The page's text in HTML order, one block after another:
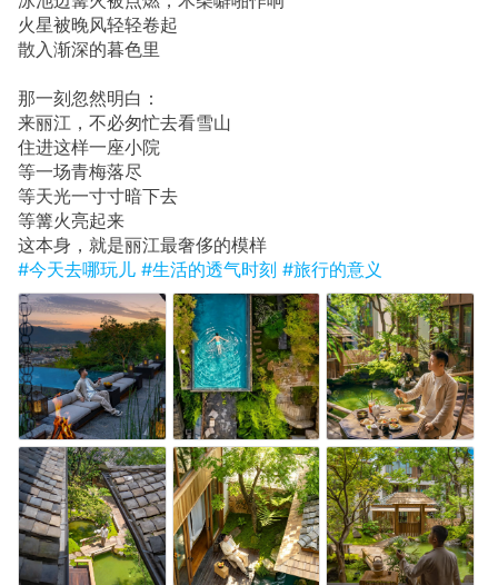
火星被晚风轻轻卷起
散入渐深的暮色里
那一刻忽然明白：
来丽江，不必匆忙去看雪山
住进这样一座小院
等一场青梅落尽
等天光一寸寸暗下去
等篝火亮起来
这本身，就是丽江最奢侈的模样
#今天去哪玩儿 #生活的透气时刻 #旅行的意义